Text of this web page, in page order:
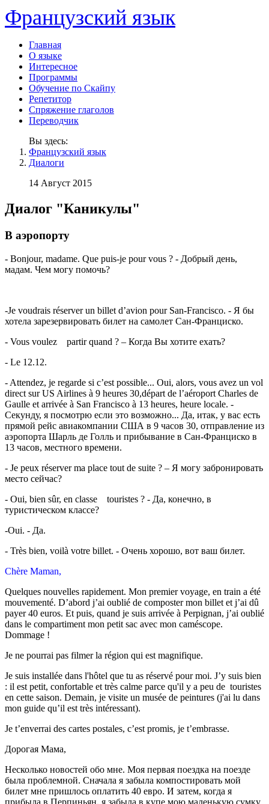
Французский язык
Главная
О языке
Интересное
Программы
Обучение по Скайпу
Репетитор
Спряжение глаголов
Переводчик
Вы здесь:
Французский язык
Диалоги
14 Август 2015
Диалог "Каникулы"
В аэропорту
- Bonjour, madame. Que puis-je pour vous ? - Добрый день,
мадам. Чем могу помочь?
-Je voudrais réserver un billet d’avion pour San-Francisco. - Я бы
хотела зарезервировать билет на самолет Сан-Франциско.
- Vous voulez partir quand ? – Когда Вы хотите ехать?
- Le 12.12.
- Attendez, je regarde si c’est possible... Oui, alors, vous avez un vol
direct sur US Airlines à 9 heures 30,départ de l’aéroport Charles de
Gaulle et arrivée à San Francisco à 13 heures, heure locale. -
Секунду, я посмотрю если это возможно... Да, итак, у вас есть
прямой рейс авиакомпании США в 9 часов 30, отправление из
аэропорта Шарль де Голль и прибывание в Сан-Франциско в
13 часов, местного времени.
- Je peux réserver ma place tout de suite ? – Я могу забронировать
место сейчас?
- Oui, bien sûr, en classe touristes ? - Да, конечно, в
туристическом классе?
-Oui. - Да.
- Très bien, voilà votre billet. - Очень хорошо, вот ваш билет.
Chère Maman,
Quelques nouvelles rapidement. Mon premier voyage, en train a été
mouvementé. D’abord j’ai oublié de composter mon billet et j’ai dû
payer 40 euros. Et puis, quand je suis arrivée à Perpignan, j’ai oublié
dans le compartiment mon petit sac avec mon caméscope.
Dommage !
Je ne pourrai pas filmer la région qui est magnifique.
Je suis installée dans l'hôtel que tu as réservé pour moi. J’y suis bien
: il est petit, confortable et très calme parce qu'il y a peu de touristes
en cette saison. Demain, je visite un musée de peintures (j'ai lu dans
mon guide qu’il est très intéressant).
Je t’enverrai des cartes postales, c’est promis, je t’embrasse.
Дорогая Мама,
Несколько новостей обо мне. Моя первая поездка на поезде
была проблемной. Сначала я забыла компостировать мой
билет мне пришлось оплатить 40 евро. И затем, когда я
прибыла в Перпиньян, я забыла в купе мою маленькую сумку